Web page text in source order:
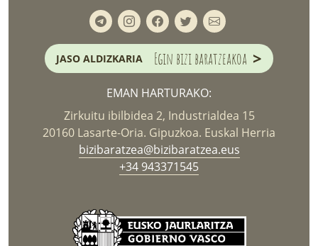
JASO ALDIZKARIA Egin bizi baratzeakoa >
EMAN HARTURAKO:
Zirkuitu ibilbidea 2, Industrialdea 15
20160 Lasarte-Oria. Gipuzkoa. Euskal Herria
bizibaratzea@bizibaratzea.eus
+34 943371545